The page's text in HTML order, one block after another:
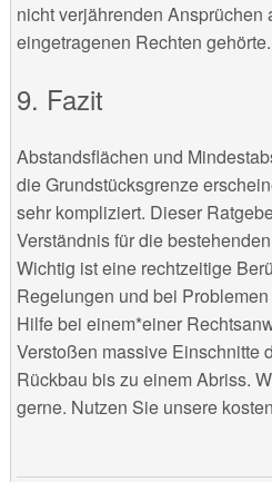
nicht verjährenden Ansprüchen
eingetragenen Rechten gehörte.
Fazit
Abstandsflächen und
die Grundstücksgrenze
sehr kompliziert. Dieser
Verständnis für die
Wichtig ist eine rechtzeitige
Regelungen und bei
Hilfe bei einem*einer
Verstoßen massive Einschnitte
Rückbau bis zu einem Abriss.
gerne. Nutzen Sie unsere